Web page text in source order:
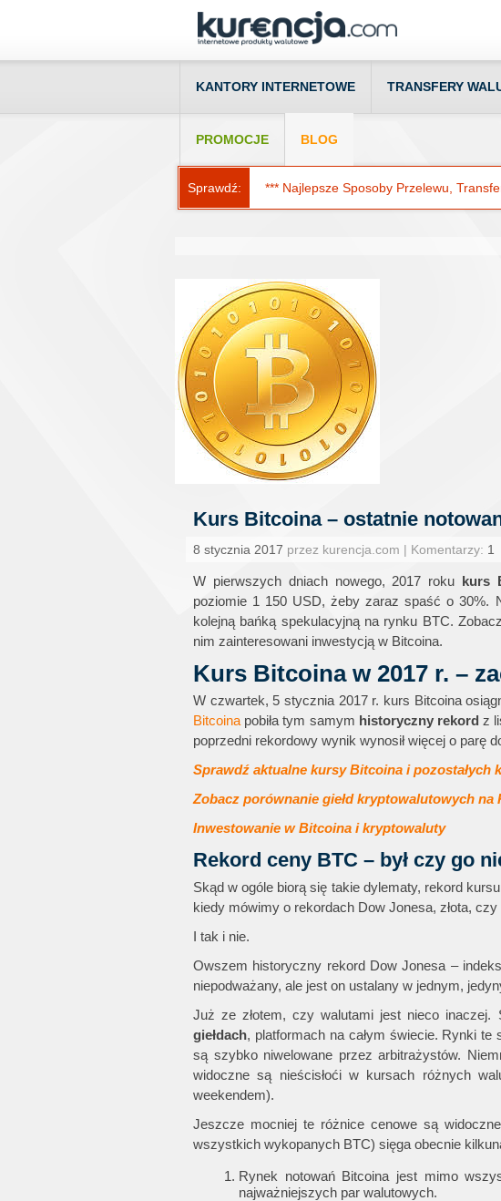
KANTORY INTERNETOWE TRANSFERY
PROMOCJE BLOG
Sprawdź: *** Najlepsze Sposoby Przelewu,
Kurs Bitcoina – ostatnie
8 stycznia 2017 przez kurencja.com | Komentarzy: 1
W pierwszych dniach nowego, 2017 roku kurs
poziomie 1 150 USD, żeby zaraz spaść o 30%.
kolejną bańką spekulacyjną na rynku BTC.
nim zainteresowani inwestycją w Bitcoina.
Kurs Bitcoina w 2017 r. –
W czwartek, 5 stycznia 2017 r. kurs Bitcoina
Bitcoina pobiła tym samym historyczny rekord z
poprzedni rekordowy wynik wynosił więcej o parę
Sprawdź aktualne kursy Bitcoina i pozostałych
Zobacz porównanie giełd kryptowalutowych na
Inwestowanie w Bitcoina i kryptowaluty
Rekord ceny BTC – był czy go
Skąd w ogóle biorą się takie dylematy, rekord
kiedy mówimy o rekordach Dow Jonesa, złota,
I tak i nie.
Owszem historyczny rekord Dow Jonesa –
niepodważany, ale jest on ustalany w jednym,
Już ze złotem, czy walutami jest nieco inaczej.
giełdach, platformach na całym świecie. Rynki te
są szybko niwelowane przez arbitrażystów.
widoczne są nieścisłoći w kursach różnych
weekendem).
Jeszcze mocniej te różnice cenowe są
wszystkich wykopanych BTC) sięga obecnie
Rynek notowań Bitcoina jest mimo
najważniejszych par walutowych.